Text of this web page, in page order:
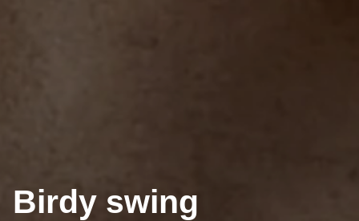
Birdy swing